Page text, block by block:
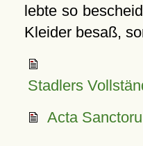
lebte so
Kleider besaß,
Stadlers
Acta